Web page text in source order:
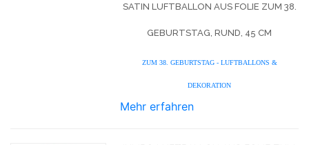
SATIN LUFTBALLON AUS FOLIE ZUM 38.
GEBURTSTAG, RUND, 45 CM
ZUM 38. GEBURTSTAG - LUFTBALLONS &
DEKORATION
Mehr erfahren